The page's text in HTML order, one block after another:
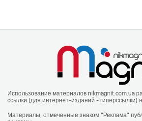
Использование материалов nikmagnit.com.ua
ссылки (для интернет-изданий - гиперссылки)
Материалы, отмеченные знаком "Реклама"